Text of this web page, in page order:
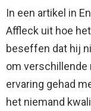
In een artikel in
Affleck uit hoe
beseffen dat hij
om verschillende
ervaring gehad
het niemand